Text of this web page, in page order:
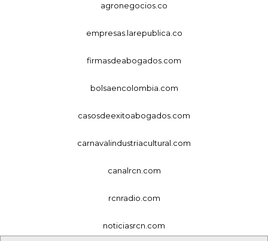
agronegocios.co
empresas.larepublica.co
firmasdeabogados.com
bolsaencolombia.com
casosdeexitoabogados.com
carnavalindustriacultural.com
canalrcn.com
rcnradio.com
noticiasrcn.com